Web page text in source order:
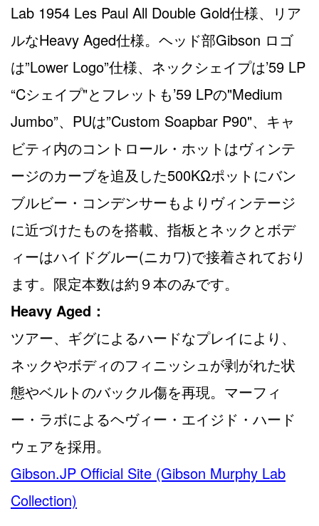
Lab 1954 Les Paul All Double Gold仕様、リア
ルなHeavy Aged仕様。ヘッド部Gibson ロゴ
は”Lower Logo”仕様、ネックシェイプは’59 LP
“Cシェイプ"とフレットも’59 LPの"Medium
Jumbo”、PUは”Custom Soapbar P90"、キャ
ビティ内のコントロール・ホットはヴィンテ
ージのカーブを追及した500KΩポットにバン
ブルビー・コンデンサーもよりヴィンテージ
に近づけたものを搭載、指板とネックとボデ
ィーはハイドグルー(ニカワ)で接着されており
ます。限定本数は約９本のみです。
Heavy Aged：
ツアー、ギグによるハードなプレイにより、
ネックやボディのフィニッシュが剥がれた状
態やベルトのバックル傷を再現。マーフィ
ー・ラボによるヘヴィー・エイジド・ハード
ウェアを採用。
Gibson.JP Official Site (Gibson Murphy Lab
Collection)